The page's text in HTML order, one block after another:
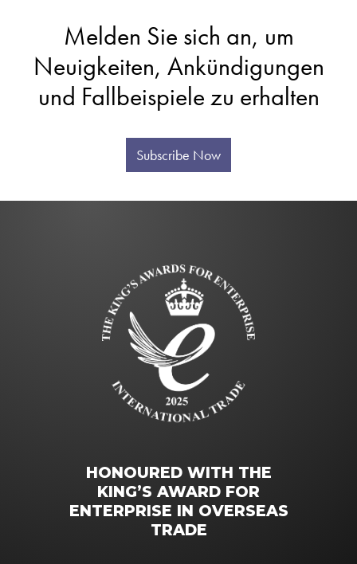
Melden Sie sich an, um
Neuigkeiten, Ankündigungen
und Fallbeispiele zu erhalten
Subscribe Now
HONOURED WITH THE
KING’S AWARD FOR
ENTERPRISE IN OVERSEAS
TRADE